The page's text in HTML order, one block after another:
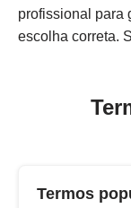
profissional para
escolha correta.
Termos